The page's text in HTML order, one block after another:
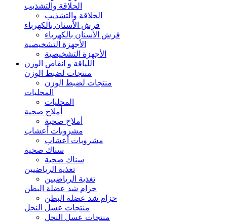
الحلاقة والتشذيب
الحلاقة والتشذيب
فرش الأسنان بالكهرباء
فرش الأسنان بالكهرباء
الأجهزة التشخيصية
الأجهزة التشخيصية
اللياقة و انقاص الوزن
منتجات لضبط الوزن
منتجات لضبط الوزن
المحليات
المحليات
أملاح صحية
أملاح صحية
مشروبات أعشاب
مشروبات أعشاب
سناك صحية
سناك صحية
تغذية الرياضيين
تغذية الرياضيين
حزام شد عضلة البطن
حزام شد عضلة البطن
منتجات عسل النحل
منتجات عسل النحل